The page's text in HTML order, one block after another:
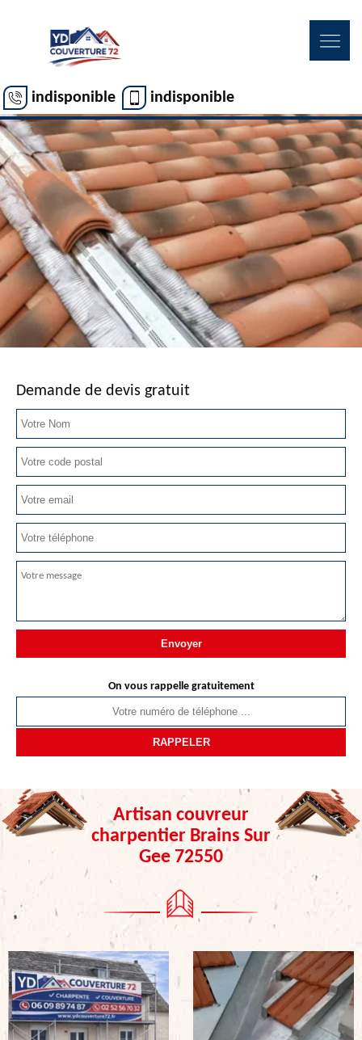
indisponible indisponible
Demande de devis gratuit
On vous rappelle gratuitement
Artisan couvreur
charpentier Brains Sur
Gee 72550